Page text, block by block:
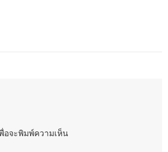
อจะพิมพ์ความเห็น